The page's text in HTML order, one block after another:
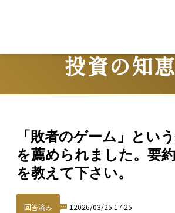
投資の知
「敗者のゲーム」とい
を薦められました。要
を教えて下さい。
回答済み 1 2026/03/25 17:25